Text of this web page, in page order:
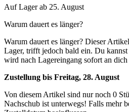
Auf Lager ab 25. August
Warum dauert es länger?
Warum dauert es länger? Dieser
Lager, trifft jedoch bald ein. Du
wird nach Lagereingang sofort an dich
Zustellung bis Freitag, 28. August
Von diesem Artikel sind nur noch 0
Nachschub ist unterwegs! Falls mehr